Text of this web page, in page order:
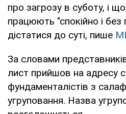
про загрозу в суботу, і що
працюють "спокійно і без
дістатися до суті, пише
За словами
лист прийшов на адресу
фундаменталістів з
угруповання. Назва